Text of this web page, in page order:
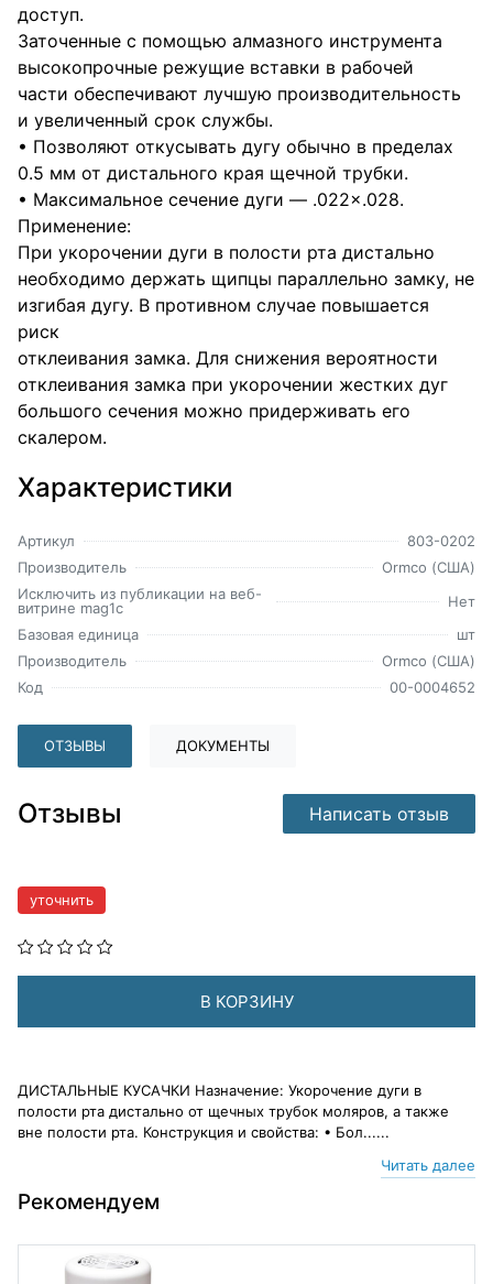
доступ.
Заточенные с помощью алмазного инструмента
высокопрочные режущие вставки в рабочей
части обеспечивают лучшую производительность
и увеличенный срок службы.
• Позволяют откусывать дугу обычно в пределах
0.5 мм от дистального края щечной трубки.
• Максимальное сечение дуги — .022×.028.
Применение:
При укорочении дуги в полости рта дистально
необходимо держать щипцы параллельно замку, не
изгибая дугу. В противном случае повышается
риск
отклеивания замка. Для снижения вероятности
отклеивания замка при укорочении жестких дуг
большого сечения можно придерживать его
скалером.
Характеристики
Артикул
803-0202
Производитель
Ormco (США)
Исключить из публикации на веб-
витрине mag1c
Нет
Базовая единица
шт
Производитель
Ormco (США)
Код
00-0004652
ОТЗЫВЫ ДОКУМЕНТЫ
Отзывы Написать отзыв
уточнить
В КОРЗИНУ
ДИСТАЛЬНЫЕ КУСАЧКИ Назначение: Укорочение дуги в
полости рта дистально от щечных трубок моляров, а также
вне полости рта. Конструкция и свойства: • Бол......
Читать далее
Рекомендуем